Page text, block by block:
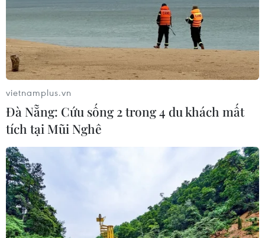
vietnamplus.vn
Đà Nẵng: Cứu sống 2 trong 4 du khách mất
tích tại Mũi Nghê